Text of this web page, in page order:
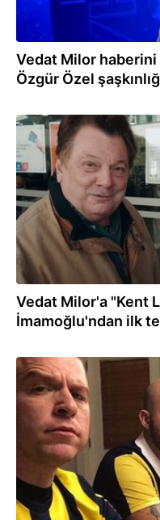
Vedat Milor haberini
Özgür Özel
07.03.2025
Vedat Milor'a "Kent
İmamoğlu'ndan ilk
09.01.2025